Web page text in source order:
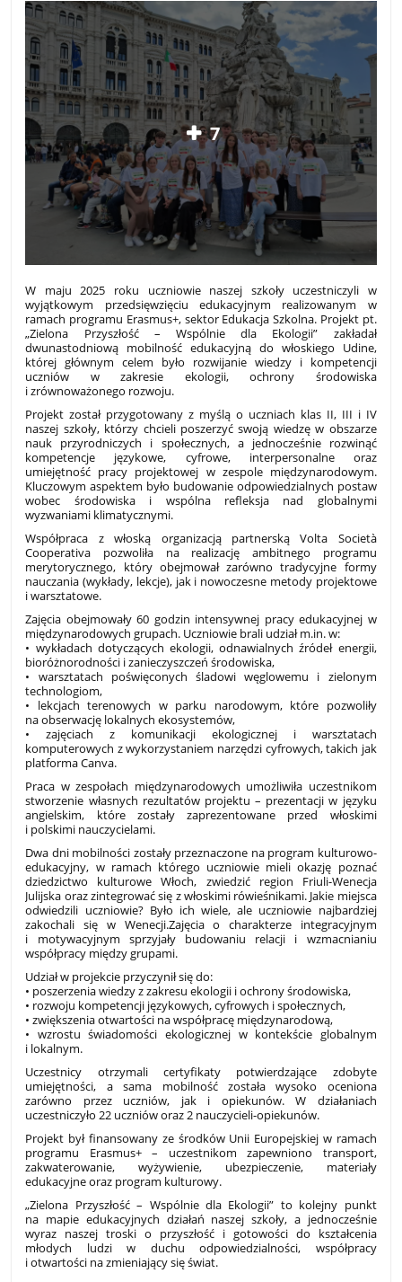
7
W maju 2025 roku uczniowie naszej szkoły uczestniczyli w
wyjątkowym przedsięwzięciu edukacyjnym realizowanym w
ramach programu Erasmus+, sektor Edukacja Szkolna. Projekt pt.
„Zielona Przyszłość – Wspólnie dla Ekologii” zakładał
dwunastodniową mobilność edukacyjną do włoskiego Udine,
której głównym celem było rozwijanie wiedzy i kompetencji
uczniów w zakresie ekologii, ochrony środowiska
i zrównoważonego rozwoju.
Projekt został przygotowany z myślą o uczniach klas II, III i IV
naszej szkoły, którzy chcieli poszerzyć swoją wiedzę w obszarze
nauk przyrodniczych i społecznych, a jednocześnie rozwinąć
kompetencje językowe, cyfrowe, interpersonalne oraz
umiejętność pracy projektowej w zespole międzynarodowym.
Kluczowym aspektem było budowanie odpowiedzialnych postaw
wobec środowiska i wspólna refleksja nad globalnymi
wyzwaniami klimatycznymi.
Współpraca z włoską organizacją partnerską Volta Società
Cooperativa pozwoliła na realizację ambitnego programu
merytorycznego, który obejmował zarówno tradycyjne formy
nauczania (wykłady, lekcje), jak i nowoczesne metody projektowe
i warsztatowe.
Zajęcia obejmowały 60 godzin intensywnej pracy edukacyjnej w
międzynarodowych grupach. Uczniowie brali udział m.in. w:
• wykładach dotyczących ekologii, odnawialnych źródeł energii,
bioróżnorodności i zanieczyszczeń środowiska,
• warsztatach poświęconych śladowi węglowemu i zielonym
technologiom,
• lekcjach terenowych w parku narodowym, które pozwoliły
na obserwację lokalnych ekosystemów,
• zajęciach z komunikacji ekologicznej i warsztatach
komputerowych z wykorzystaniem narzędzi cyfrowych, takich jak
platforma Canva.
Praca w zespołach międzynarodowych umożliwiła uczestnikom
stworzenie własnych rezultatów projektu – prezentacji w języku
angielskim, które zostały zaprezentowane przed włoskimi
i polskimi nauczycielami.
Dwa dni mobilności zostały przeznaczone na program kulturowo-
edukacyjny, w ramach którego uczniowie mieli okazję poznać
dziedzictwo kulturowe Włoch, zwiedzić region Friuli-Wenecja
Julijska oraz zintegrować się z włoskimi rówieśnikami. Jakie miejsca
odwiedzili uczniowie? Było ich wiele, ale uczniowie najbardziej
zakochali się w Wenecji.Zajęcia o charakterze integracyjnym
i motywacyjnym sprzyjały budowaniu relacji i wzmacnianiu
współpracy między grupami.
Udział w projekcie przyczynił się do:
• poszerzenia wiedzy z zakresu ekologii i ochrony środowiska,
• rozwoju kompetencji językowych, cyfrowych i społecznych,
• zwiększenia otwartości na współpracę międzynarodową,
• wzrostu świadomości ekologicznej w kontekście globalnym
i lokalnym.
Uczestnicy otrzymali certyfikaty potwierdzające zdobyte
umiejętności, a sama mobilność została wysoko oceniona
zarówno przez uczniów, jak i opiekunów. W działaniach
uczestniczyło 22 uczniów oraz 2 nauczycieli-opiekunów.
Projekt był finansowany ze środków Unii Europejskiej w ramach
programu Erasmus+ – uczestnikom zapewniono transport,
zakwaterowanie, wyżywienie, ubezpieczenie, materiały
edukacyjne oraz program kulturowy.
„Zielona Przyszłość – Wspólnie dla Ekologii” to kolejny punkt
na mapie edukacyjnych działań naszej szkoły, a jednocześnie
wyraz naszej troski o przyszłość i gotowości do kształcenia
młodych ludzi w duchu odpowiedzialności, współpracy
i otwartości na zmieniający się świat.